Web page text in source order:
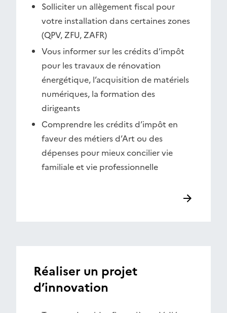
Solliciter un allègement fiscal pour
votre installation dans certaines zones
(QPV, ZFU, ZAFR)
Vous informer sur les crédits d’impôt
pour les travaux de rénovation
énergétique, l’acquisition de matériels
numériques, la formation des
dirigeants
Comprendre les crédits d’impôt en
faveur des métiers d’Art ou des
dépenses pour mieux concilier vie
familiale et vie professionnelle
Réaliser un projet
d’innovation